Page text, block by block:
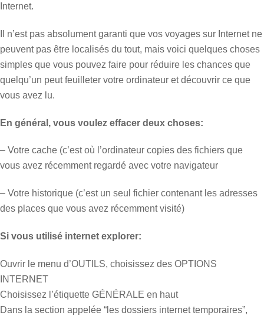
Internet.
Il n’est pas absolument garanti que vos voyages sur Internet ne
peuvent pas être localisés du tout, mais voici quelques choses
simples que vous pouvez faire pour réduire les chances que
quelqu’un peut feuilleter votre ordinateur et découvrir ce que
vous avez lu.
En général, vous voulez effacer deux choses:
– Votre cache (c’est où l’ordinateur copies des fichiers que
vous avez récemment regardé avec votre navigateur
– Votre historique (c’est un seul fichier contenant les adresses
des places que vous avez récemment visité)
Si vous utilisé internet explorer:
Ouvrir le menu d’OUTILS, choisissez des OPTIONS
INTERNET
Choisissez l’étiquette GÉNÉRALE en haut
Dans la section appelée “les dossiers internet temporaires”,